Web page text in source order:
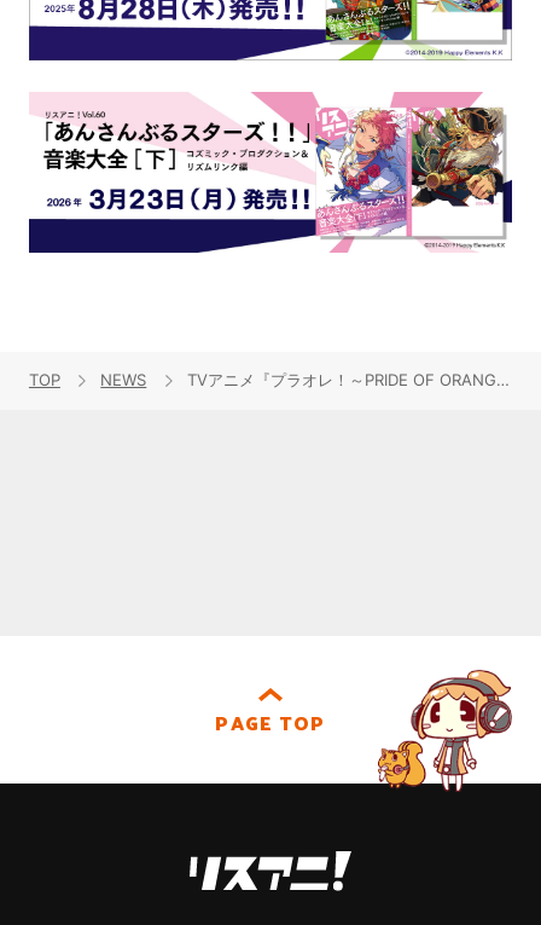
TOP NEWS TVアニメ『プラオレ！～PRIDE OF ORANGE～』発の声優ユニット「SMILE PRINCESS」、3月21日（月・祝）開催の初の単独公演の詳細が決定！新たに3つの声優ユニットが誕生！
PAGE TOP